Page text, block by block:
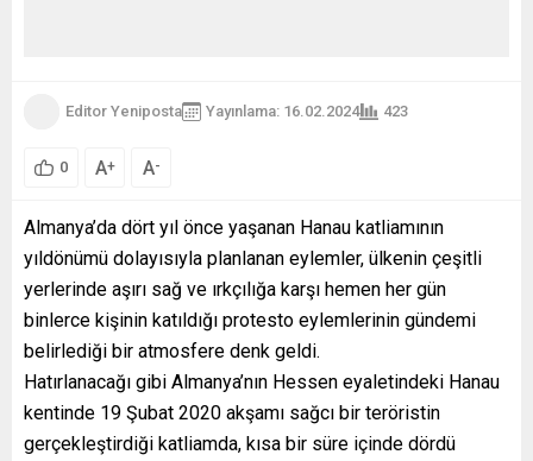
Editor Yeniposta Yayınlama: 16.02.2024 423
0 A+ A-
Almanya’da dört yıl önce yaşanan Hanau katliamının
yıldönümü dolayısıyla planlanan eylemler, ülkenin çeşitli
yerlerinde aşırı sağ ve ırkçılığa karşı hemen her gün
binlerce kişinin katıldığı protesto eylemlerinin gündemi
belirlediği bir atmosfere denk geldi.
Hatırlanacağı gibi Almanya’nın Hessen eyaletindeki Hanau
kentinde 19 Şubat 2020 akşamı sağcı bir teröristin
gerçekleştirdiği katliamda, kısa bir süre içinde dördü